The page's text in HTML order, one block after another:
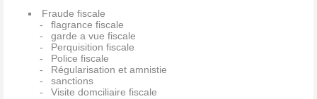
Fraude fiscale
flagrance fiscale
garde a vue fiscale
Perquisition fiscale
Police fiscale
Régularisation et amnistie
sanctions
Visite domciliaire fiscale